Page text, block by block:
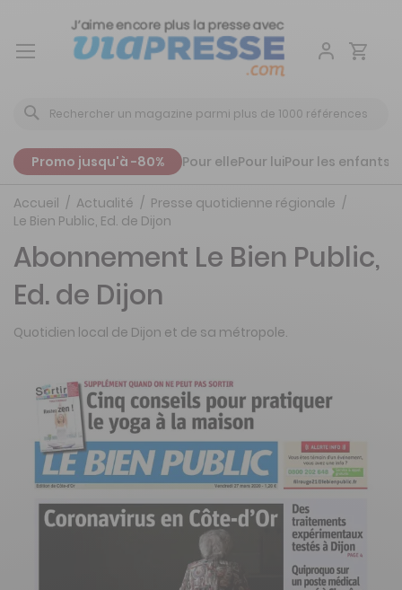
Aller
Promo jusqu'à -80% Pour ellePour luiPour les enfants
Accueil Actualité
Presse quotidienne régionale
Le Bien Public, Ed. de Dijon
Abonnement Le Bien Public,
Ed. de Dijon
Quotidien local de Dijon et de sa métropole.